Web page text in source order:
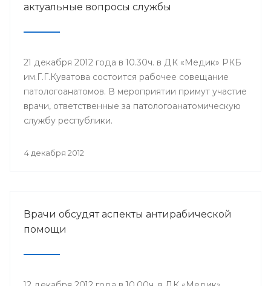
актуальные вопросы службы
21 декабря 2012 года в 10.30ч. в ДК «Медик» РКБ
им.Г.Г.Куватова состоится рабочее совещание
патологоанатомов. В мероприятии примут участие
врачи, ответственные за патологоанатомическую
службу республики.
4 декабря 2012
Врачи обсудят аспекты антирабической
помощи